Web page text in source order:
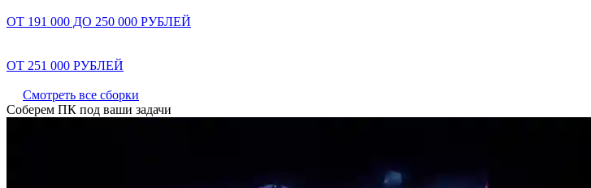
ОТ 191 000 ДО 250 000 РУБЛЕЙ
ОТ 251 000 РУБЛЕЙ
Смотреть все сборки
Соберем ПК под ваши задачи